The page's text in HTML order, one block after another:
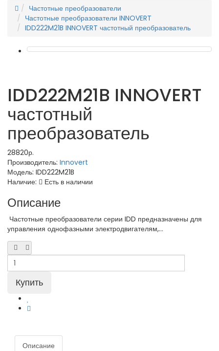
Частотные преобразователи
Частотные преобразователи INNOVERT
IDD222M21B INNOVERT частотный преобразователь
IDD222M21B INNOVERT
частотный
преобразователь
28820р.
Производитель: Innovert
Модель: IDD222M21B
Наличие:
Есть в наличии
Описание
Частотные преобразователи серии IDD предназначены для
управления однофазными электродвигателям,...
Описание